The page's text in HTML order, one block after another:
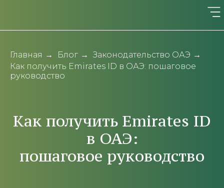
Главная → Блог → Законодательство ОАЭ →
Как получить Emirates ID в ОАЭ: пошаговое
руководство
Как получить Emirates ID
в ОАЭ:
пошаговое руководство